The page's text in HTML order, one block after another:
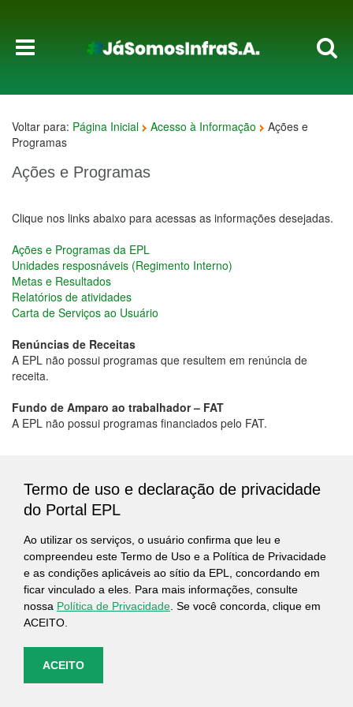
Voltar para: Página Inicial Acesso à Informação
Ações e
Programas
Ações e Programas
Clique nos links abaixo para acessas as informações desejadas.
Ações e Programas da EPL
Unidades resposnáveis (Regimento Interno)
Metas e Resultados
Relatórios de atividades
Carta de Serviços ao Usuário
Renúncias de Receitas
A EPL não possui programas que resultem em renúncia de
receita.
Fundo de Amparo ao trabalhador – FAT
A EPL não possui programas financiados pelo FAT.
Termo de uso e declaração de privacidade
do Portal EPL
Ao utilizar os serviços, o usuário confirma que leu e
compreendeu este Termo de Uso e a Política de Privacidade
e as condições aplicáveis ao sítio da EPL, concordando em
ficar vinculado a eles. Para mais informações, consulte
nossa Política de Privacidade . Se você concorda, clique em
ACEITO.
ACEITO